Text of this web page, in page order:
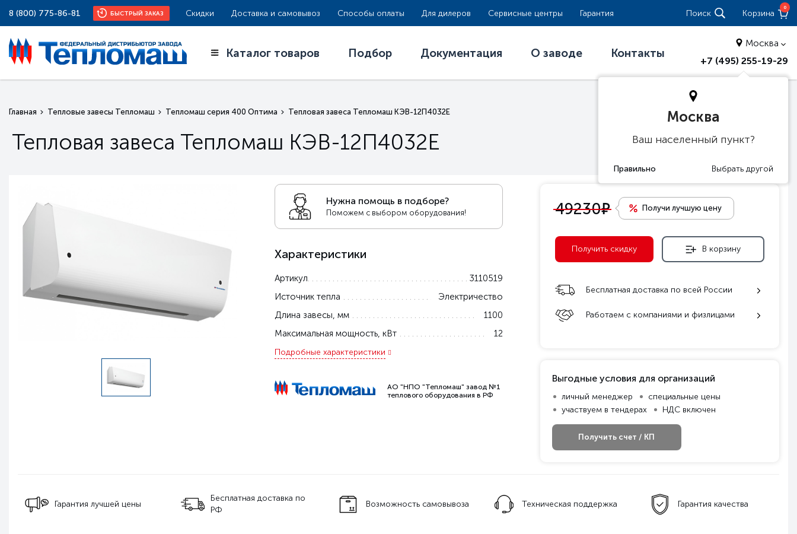
8 (800) 775-86-81 БЫСТРЫЙ ЗАКАЗ Скидки Доставка и самовывоз Способы оплаты Для дилеров Сервисные центры Гарантия Поиск Корзина
0
Каталог товаров Подбор Документация О заводе Контакты
+7 (495) 255-19-29
Москва
Москва
Ваш населенный пункт?
Главная Тепловые завесы Тепломаш Тепломаш серия 400 Оптима Тепловая завеса Тепломаш КЭВ-12П4032Е
Тепловая завеса Тепломаш КЭВ-12П4032Е
Нужна помощь в подборе?
Поможем с выбором оборудования!
Характеристики
Артикул
3110519
Источник тепла
Электричество
Длина завесы, мм
1100
Максимальная мощность, кВт
12
Подробные характеристики
АО "НПО "Тепломаш" завод №1
теплового оборудования в РФ
49230е Получи лучшую цену
Получить скидку В корзину
Бесплатная доставка по всей России
Работаем с компаниями и физлицами
Выгодные условия для организаций
личный менеджер
специальные цены
участвуем в тендерах
НДС включен
Получить счет / КП
Гарантия лучшей цены
Бесплатная доставка по
РФ
Возможность самовывоза Техническая поддержка Гарантия качества